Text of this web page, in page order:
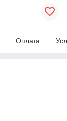
Оплата